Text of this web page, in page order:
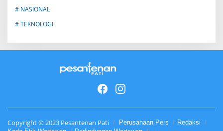
# NASIONAL
# TEKNOLOGI
Copyright © 2023 Pesantenan Pati Perusahaan Pers
Redaksi